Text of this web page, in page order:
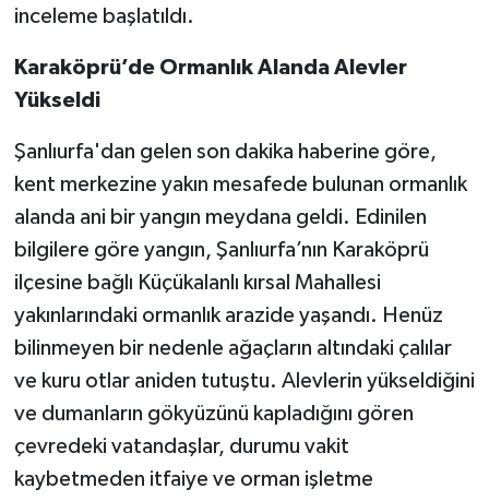
inceleme başlatıldı.
Karaköprü’de Ormanlık Alanda Alevler
Yükseldi
Şanlıurfa'dan gelen son dakika haberine göre,
kent merkezine yakın mesafede bulunan ormanlık
alanda ani bir yangın meydana geldi. Edinilen
bilgilere göre yangın, Şanlıurfa’nın Karaköprü
ilçesine bağlı Küçükalanlı kırsal Mahallesi
yakınlarındaki ormanlık arazide yaşandı. Henüz
bilinmeyen bir nedenle ağaçların altındaki çalılar
ve kuru otlar aniden tutuştu. Alevlerin yükseldiğini
ve dumanların gökyüzünü kapladığını gören
çevredeki vatandaşlar, durumu vakit
kaybetmeden itfaiye ve orman işletme